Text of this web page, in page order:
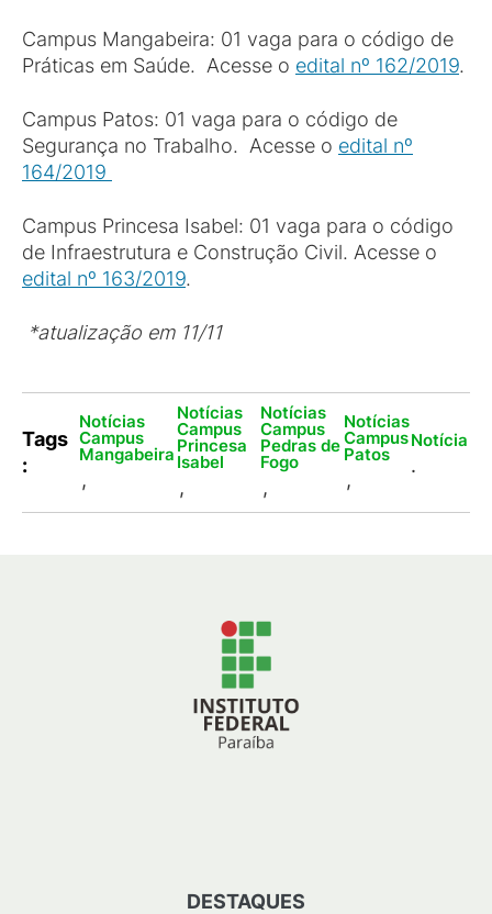
Campus Mangabeira: 01 vaga para o código de
Práticas em Saúde. Acesse o edital nº 162/2019.
Campus Patos: 01 vaga para o código de
Segurança no Trabalho. Acesse o edital nº
164/2019
Campus Princesa Isabel: 01 vaga para o código
de Infraestrutura e Construção Civil. Acesse o
edital nº 163/2019.
*atualização em 11/11
Tags
:
Notícias
Campus
Mangabeira
,
Notícias
Campus
Princesa
Isabel
,
Notícias
Campus
Pedras de
Fogo
,
Notícias
Campus
Patos
,
Notícia
.
DESTAQUES